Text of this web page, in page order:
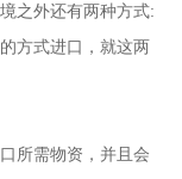
之外还有两种方式:
方式进口，就这两
所需物资，并且会